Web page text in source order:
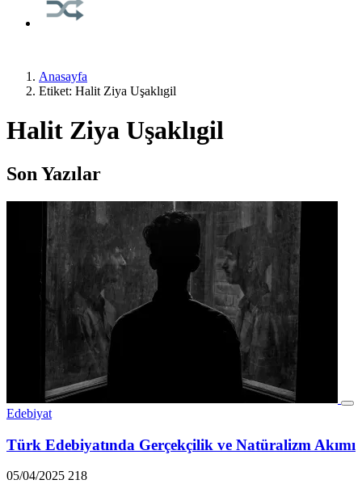
Anasayfa
Etiket: Halit Ziya Uşaklıgil
Halit Ziya Uşaklıgil
Son Yazılar
Edebiyat
Türk Edebiyatında Gerçekçilik ve Natüralizm Akımı
05/04/2025 218